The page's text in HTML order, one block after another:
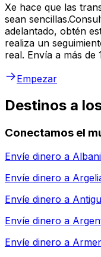
Xe hace que las
sean
adelantado, obtén
realiza un
real. Envía a más de
Empezar
Destinos a
Conectamos el
Envíe dinero a
Envíe dinero a
Envíe dinero a
Envíe dinero a
Envíe dinero a